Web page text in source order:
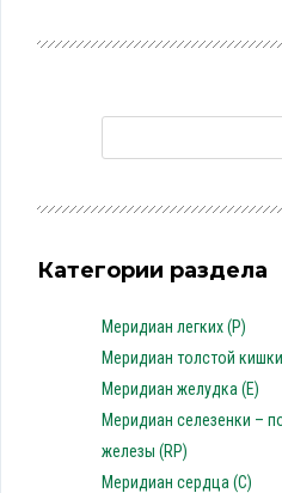
Категории раздела
Меридиан легких (P)
Меридиан толстой кишки
Меридиан желудка (E)
Меридиан селезенки –
железы (RP)
Меридиан сердца (C)